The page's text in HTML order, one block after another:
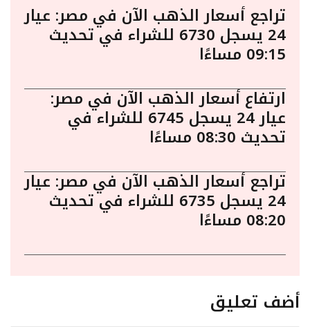
تراجع أسعار الذهب الآن في مصر: عيار
24 يسجل 6730 للشراء في تحديث
09:15 مساءًا
ارتفاع أسعار الذهب الآن في مصر:
عيار 24 يسجل 6745 للشراء في
تحديث 08:30 مساءًا
تراجع أسعار الذهب الآن في مصر: عيار
24 يسجل 6735 للشراء في تحديث
08:20 مساءًا
أضف تعليق